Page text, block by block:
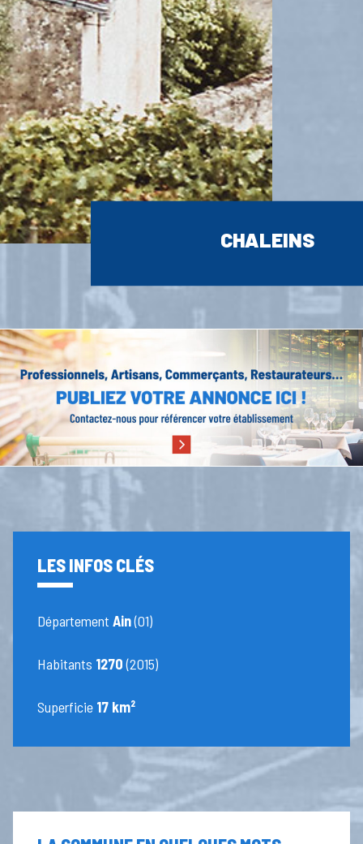
CHALEINS
LES INFOS CLÉS
DépartementAin(01)
Habitants 1270(2015)
Superficie 17 km²